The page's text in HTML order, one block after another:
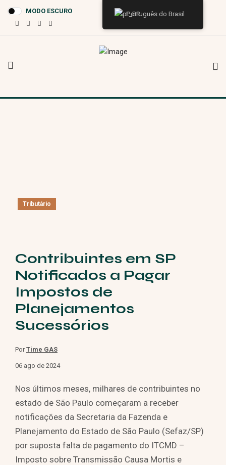
MODO ESCURO
Tributário
Contribuintes em SP
Notificados a Pagar
Impostos de
Planejamentos
Sucessórios
PorTime GAS
06 ago de 2024
Nos últimos meses, milhares de contribuintes no
estado de São Paulo começaram a receber
notificações da Secretaria da Fazenda e
Planejamento do Estado de São Paulo (Sefaz/SP)
por suposta falta de pagamento do ITCMD –
Imposto sobre Transmissão Causa Mortis e
Português do Brasil